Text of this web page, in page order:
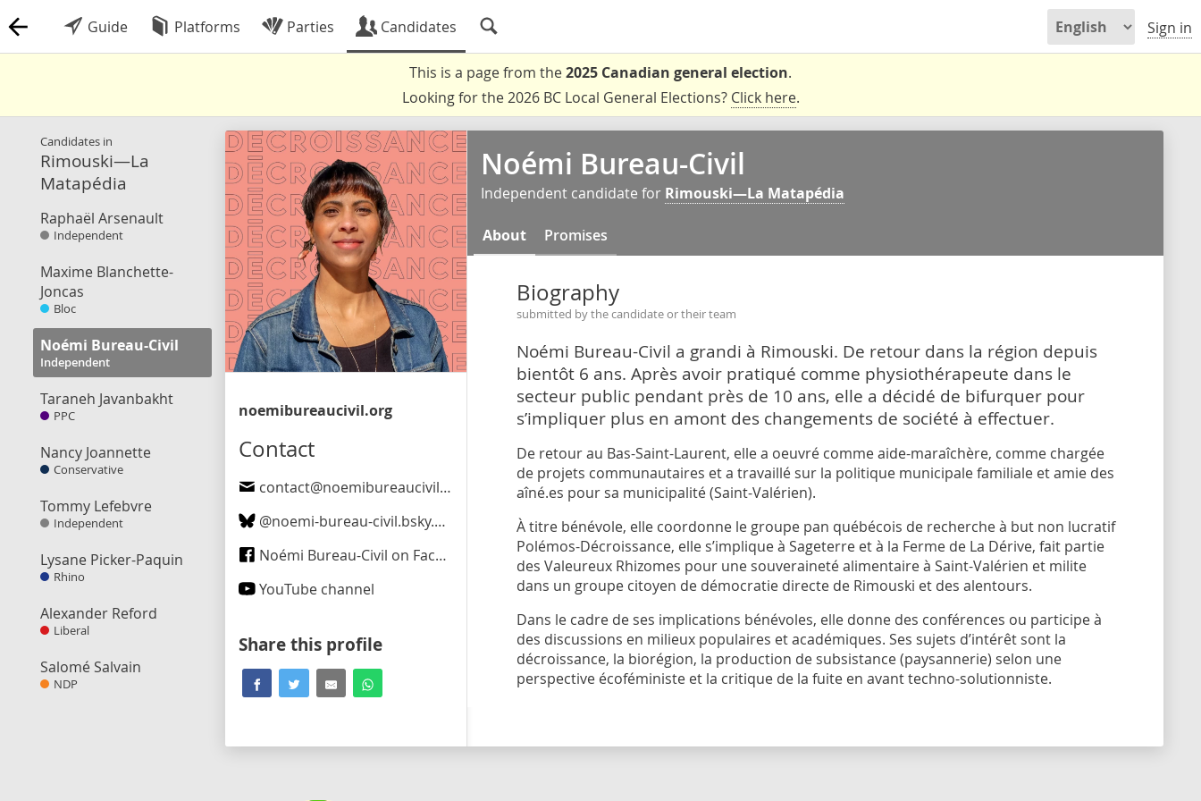
Guide Platforms Parties Candidates Sign in
This is a page from the2025 Canadian general election.
Looking for the 2026 BC Local General Elections? Click here.
Candidates in
Rimouski—La
Matapédia
Raphaël Arsenault
Independent
Maxime Blanchette-
Joncas
Bloc
Noémi Bureau-Civil
Independent
Taraneh Javanbakht
PPC
Nancy Joannette
Conservative
Tommy Lefebvre
Independent
Lysane Picker-Paquin
Rhino
Alexander Reford
Liberal
Salomé Salvain
NDP
noemibureaucivil.org
Contact
contact@noemibureaucivil.org
@noemi-bureau-civil.bsky.social
Noémi Bureau-Civil on Facebook
YouTube channel
Share this profile
Noémi Bureau-Civil
Independent candidate for Rimouski—La Matapédia
About Promises
Biography
submitted by the candidate or their team
Noémi Bureau-Civil a grandi à Rimouski. De retour dans la région depuis
bientôt 6 ans. Après avoir pratiqué comme physiothérapeute dans le
secteur public pendant près de 10 ans, elle a décidé de bifurquer pour
s’impliquer plus en amont des changements de société à effectuer.
De retour au Bas-Saint-Laurent, elle a oeuvré comme aide-maraîchère, comme chargée
de projets communautaires et a travaillé sur la politique municipale familiale et amie des
aîné.es pour sa municipalité (Saint-Valérien).
À titre bénévole, elle coordonne le groupe pan québécois de recherche à but non lucratif
Polémos-Décroissance, elle s’implique à Sageterre et à la Ferme de La Dérive, fait partie
des Valeureux Rhizomes pour une souveraineté alimentaire à Saint-Valérien et milite
dans un groupe citoyen de démocratie directe de Rimouski et des alentours.
Dans le cadre de ses implications bénévoles, elle donne des conférences ou participe à
des discussions en milieux populaires et académiques. Ses sujets d’intérêt sont la
décroissance, la biorégion, la production de subsistance (paysannerie) selon une
perspective écoféministe et la critique de la fuite en avant techno-solutionniste.